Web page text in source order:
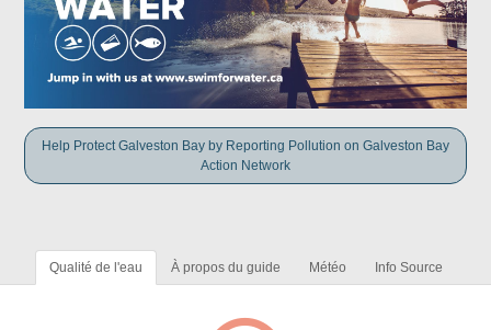
Help Protect Galveston Bay by Reporting Pollution on Galveston Bay
Action Network
Qualité de l'eau À propos du guide Météo Info Source